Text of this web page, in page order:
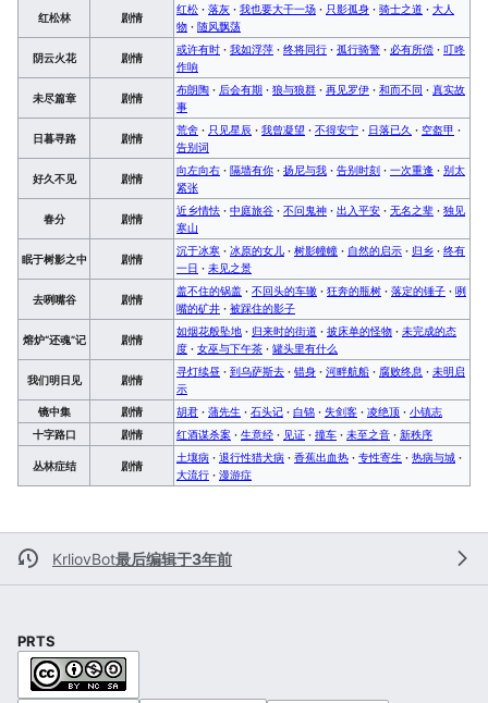
红松林 剧情
红松 · 落灰 · 我也要大干一场 · 只影孤身 · 骑士之道 · 大人
物 · 随风飘荡
阴云火花 剧情
或许有时 · 我如浮萍 · 终将同行 · 孤行骑警 · 必有所偿 · 叮咚
作响
未尽篇章 剧情
布朗陶 · 后会有期 · 狼与狼群 · 再见罗伊 · 和而不同 · 真实故
事
日暮寻路 剧情
荒舍 · 只见星辰 · 我曾凝望 · 不得安宁 · 日落已久 · 空盔甲 ·
告别词
好久不见 剧情
向左向右 · 隔墙有你 · 扬尼与我 · 告别时刻 · 一次重逢 · 别太
紧张
春分 剧情
近乡情怯 · 中庭旅谷 · 不问鬼神 · 出入平安 · 无名之辈 · 独见
寒山
眠于树影之中 剧情
沉于冰寒 · 冰原的女儿 · 树影幢幢 · 自然的启示 · 归乡 · 终有
一日 · 未见之景
去咧嘴谷 剧情
盖不住的锅盖 · 不回头的车辙 · 狂奔的瓶树 · 落定的锤子 · 咧
嘴的矿井 · 被踩住的影子
熔炉“还魂”记 剧情
如烟花般坠地 · 归来时的街道 · 披床单的怪物 · 未完成的态
度 · 女巫与下午茶 · 罐头里有什么
我们明日见 剧情
寻灯续昼 · 到乌萨斯去 · 错身 · 河畔航船 · 腐败终息 · 未明启
示
镜中集
剧情 胡君 · 蒲先生 · 石头记 · 白锦 · 失剑客 · 凌绝顶 · 小镇志
十字路口
剧情 红酒谋杀案 · 生意经 · 见证 · 撞车 · 未至之音 · 新秩序
丛林症结 剧情
土壤病 · 退行性猎犬病 · 香蕉出血热 · 专性寄生 · 热病与城 ·
大流行 · 漫游症
KrliovBot最后编辑于3年前
PRTS